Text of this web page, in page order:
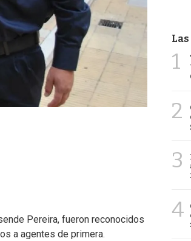
Pereira, fueron reconocidos
a agentes de primera.
1
2
3
4